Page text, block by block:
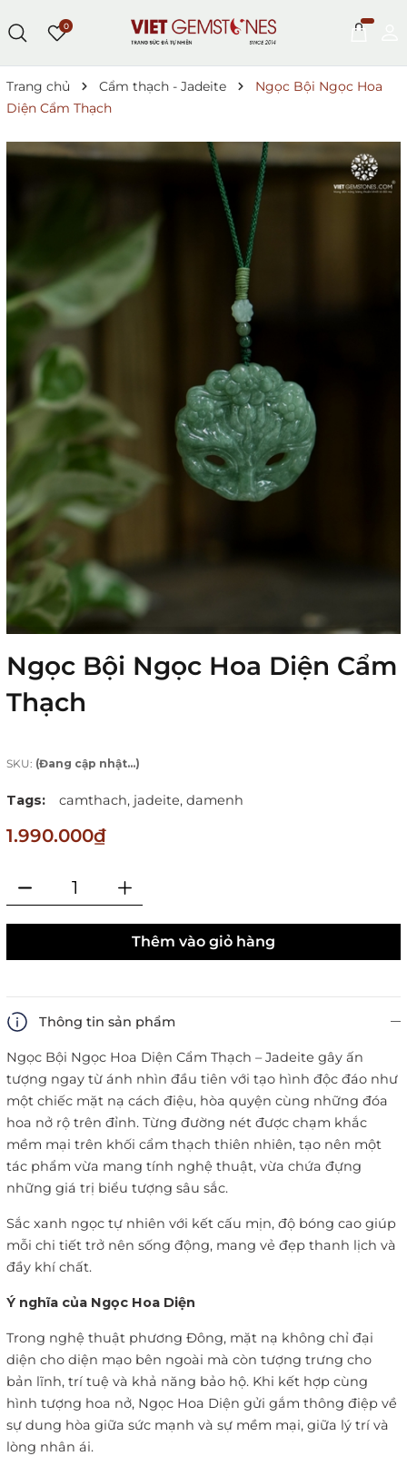
0
Trang chủ Cẩm thạch - Jadeite
Ngọc Bội Ngọc Hoa
Diện Cẩm Thạch
Ngọc Bội Ngọc Hoa Diện Cẩm
Thạch
SKU: (Đang cập nhật...)
Tags: camthach, jadeite, damenh
1.990.000₫
Thêm vào giỏ hàng
Thông tin sản phẩm
Ngọc Bội Ngọc Hoa Diện Cẩm Thạch – Jadeite gây ấn
tượng ngay từ ánh nhìn đầu tiên với tạo hình độc đáo như
một chiếc mặt nạ cách điệu, hòa quyện cùng những đóa
hoa nở rộ trên đỉnh. Từng đường nét được chạm khắc
mềm mại trên khối cẩm thạch thiên nhiên, tạo nên một
tác phẩm vừa mang tính nghệ thuật, vừa chứa đựng
những giá trị biểu tượng sâu sắc.
Sắc xanh ngọc tự nhiên với kết cấu mịn, độ bóng cao giúp
mỗi chi tiết trở nên sống động, mang vẻ đẹp thanh lịch và
đầy khí chất.
Ý nghĩa của Ngọc Hoa Diện
Trong nghệ thuật phương Đông, mặt nạ không chỉ đại
diện cho diện mạo bên ngoài mà còn tượng trưng cho
bản lĩnh, trí tuệ và khả năng bảo hộ. Khi kết hợp cùng
hình tượng hoa nở, Ngọc Hoa Diện gửi gắm thông điệp về
sự dung hòa giữa sức mạnh và sự mềm mại, giữa lý trí và
lòng nhân ái.